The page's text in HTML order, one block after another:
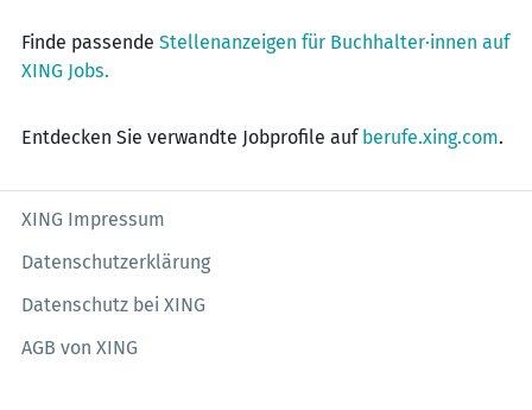
Finde passende Stellenanzeigen für Buchhalter·innen auf
XING Jobs.
Entdecken Sie verwandte Jobprofile aufberufe.xing.com.
XING Impressum
Datenschutzerklärung
Datenschutz bei XING
AGB von XING